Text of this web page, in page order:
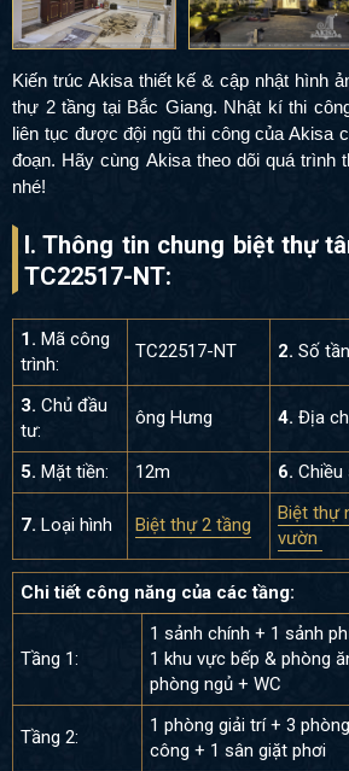
Kiến trúc Akisa thiết kế & cập nhật hình
thự 2 tầng tại Bắc Giang. Nhật kí thi
liên tục được đội ngũ thi công của Akisa
đoạn. Hãy cùng Akisa theo dõi quá trình
nhé!
I. Thông tin chung biệt thự
TC22517-NT:
1. Mã công
trình:
TC22517-NT 2. Số
3. Chủ đầu
tư:
ông Hưng 4. Địa
5. Mặt tiền: 12m 6. Chiều
7. Loại hình Biệt thự 2 tầng
Biệt thự
vườn
Chi tiết công năng của các tầng:
Tầng 1:
1 sảnh chính + 1 sảnh
1 khu vực bếp & phòng
phòng ngủ + WC
Tầng 2:
1 phòng giải trí + 3
công + 1 sân giặt phơi